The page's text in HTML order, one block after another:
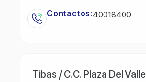
Contactos:40018400
Tibas / C.C. Plaza Del Valle